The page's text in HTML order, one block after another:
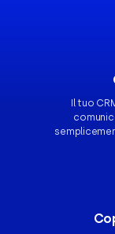
Il tuo